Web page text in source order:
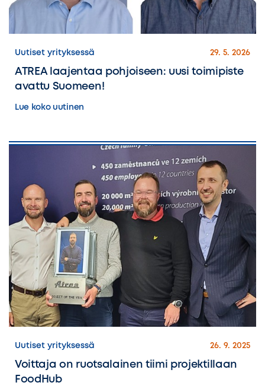
Uutiset yrityksessä 29. 5. 2026
ATREA laajentaa pohjoiseen: uusi toimipiste
avattu Suomeen!
Lue koko uutinen
Uutiset yrityksessä 26. 9. 2025
Voittaja on ruotsalainen tiimi projektillaan
FoodHub